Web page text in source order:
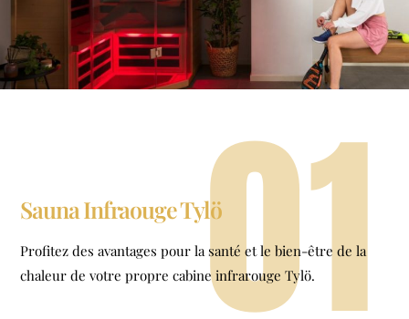
01
Sauna Infraouge Tylö
Profitez des avantages pour la santé et le bien-être de la
chaleur de votre propre cabine infrarouge Tylö.